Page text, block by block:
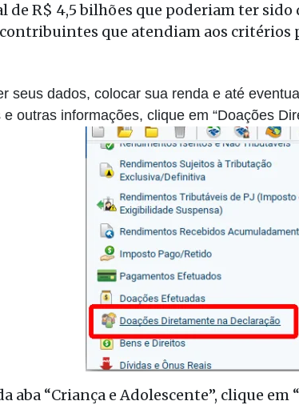
de R$ 4,5 bilhões que poderiam ter
que atendiam aos critérios
seus dados, colocar sua renda e até
outras informações, clique em “Doações
aba “Criança e Adolescente”, clique em